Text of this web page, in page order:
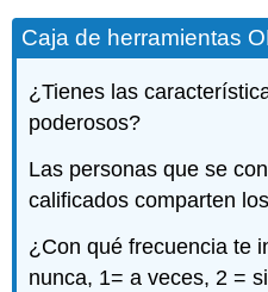
Caja de herramientas
¿Tienes las
poderosos?
Las personas que se
calificados comparten
¿Con qué frecuencia te
nunca, 1= a veces, 2 =